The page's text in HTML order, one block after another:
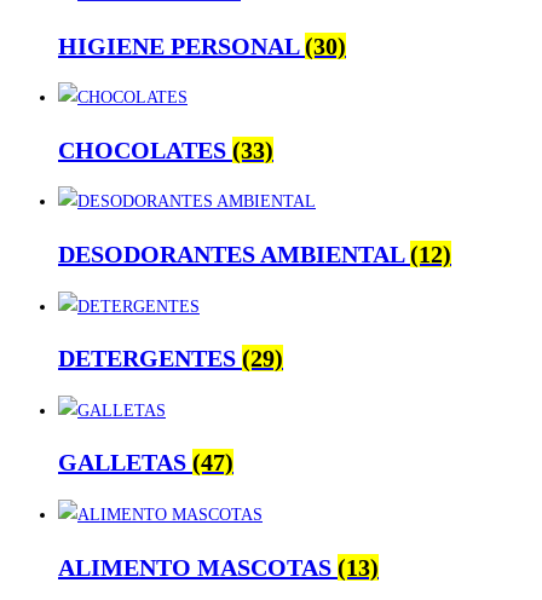
HIGIENE PERSONAL(30)
CHOCOLATES (33)
DESODORANTES AMBIENTAL(12)
DETERGENTES (29)
GALLETAS (47)
ALIMENTO MASCOTAS (13)